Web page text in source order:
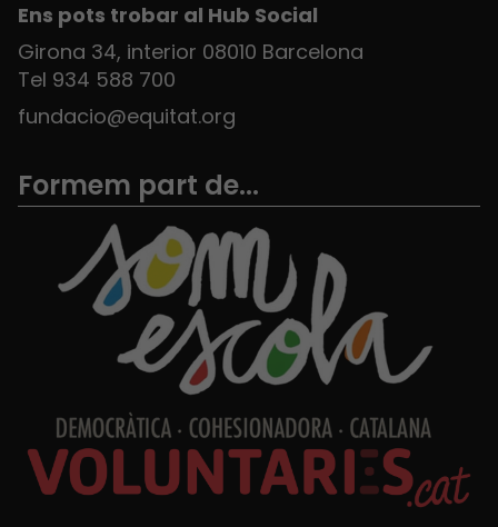
Ens pots trobar al Hub Social
Girona 34, interior 08010 Barcelona
Tel 934 588 700
fundacio@equitat.org
Formem part de...